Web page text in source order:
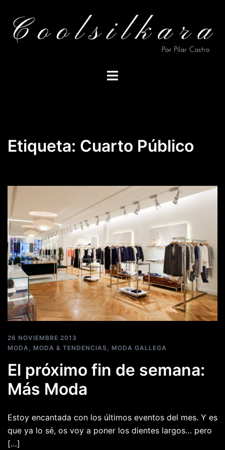
contenido
Alternar
Etiqueta: Cuarto Público
26 NOVIEMBRE 2013
MODA
MODA & TENDENCIAS MODA GALLEGA
El próximo fin de semana:
Más Moda
Estoy encantada con los últimos eventos del mes. Y es
que ya lo sé, os voy a poner los dientes largos… pero
[…]